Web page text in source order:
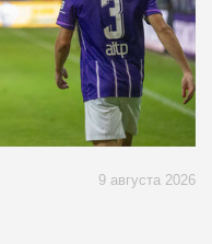
9 августа 2026